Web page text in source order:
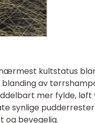
kultstatus
av
mer fylde,
synlige
og bevegelig.